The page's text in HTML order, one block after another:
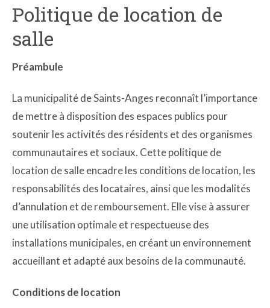
Politique de location de
salle
Préambule
La municipalité de Saints-Anges reconnaît l’importance
de mettre à disposition des espaces publics pour
soutenir les activités des résidents et des organismes
communautaires et sociaux. Cette politique de
location de salle encadre les conditions de location, les
responsabilités des locataires, ainsi que les modalités
d’annulation et de remboursement. Elle vise à assurer
une utilisation optimale et respectueuse des
installations municipales, en créant un environnement
accueillant et adapté aux besoins de la communauté.
Conditions de location